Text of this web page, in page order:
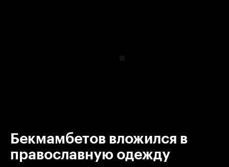
Бекмамбетов вложился в
православную одежду